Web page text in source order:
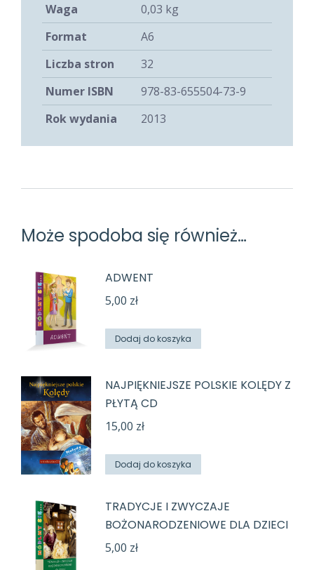
Waga
0,03 kg
Format
A6
Liczba stron
32
Numer ISBN
978-83-655504-73-9
Rok wydania
2013
Może spodoba się również…
ADWENT
5,00 zł
Dodaj do koszyka
NAJPIĘKNIEJSZE POLSKIE KOLĘDY Z
PŁYTĄ CD
15,00 zł
Dodaj do koszyka
TRADYCJE I ZWYCZAJE
BOŻONARODZENIOWE DLA DZIECI
5,00 zł